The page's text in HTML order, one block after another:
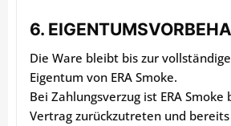
6.
Die Ware bleibt bis zur
Eigentum von ERA Smoke.
Bei Zahlungsverzug ist ERA
Vertrag zurückzutreten und